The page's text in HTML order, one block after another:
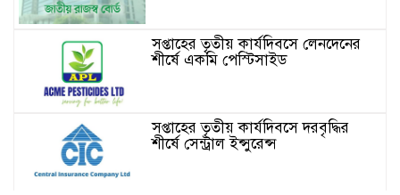
সপ্তাহের তৃতীয় কার্যদিবসে লেনদেনের
শীর্ষে একমি পেস্টিসাইড
সপ্তাহের তৃতীয় কার্যদিবসে দরবৃদ্ধির
শীর্ষে সেন্ট্রাল ইন্সুরেন্স